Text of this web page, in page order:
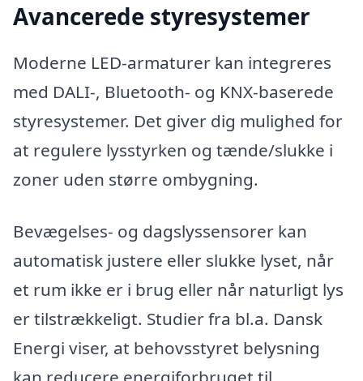
Avancerede styresystemer
Moderne LED-armaturer kan integreres
med DALI-, Bluetooth- og KNX-baserede
styresystemer. Det giver dig mulighed for
at regulere lysstyrken og tænde/slukke i
zoner uden større ombygning.
Bevægelses- og dagslyssensorer kan
automatisk justere eller slukke lyset, når
et rum ikke er i brug eller når naturligt lys
er tilstrækkeligt. Studier fra bl.a. Dansk
Energi viser, at behovsstyret belysning